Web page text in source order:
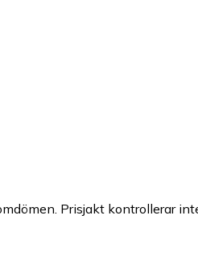
Prisjakt kontrollerar